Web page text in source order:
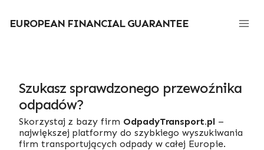
treści
EUROPEAN FINANCIAL GUARANTEE
Szukasz sprawdzonego przewoźnika
odpadów?
Skorzystaj z bazy firm OdpadyTransport.pl–
największej platformy do szybkiego wyszukiwania
firm transportujących odpady w całej Europie.